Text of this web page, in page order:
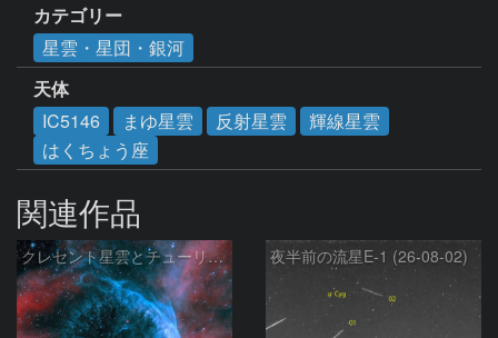
カテゴリー
星雲・星団・銀河
天体
IC5146
まゆ星雲 反射星雲
輝線星雲
はくちょう座
関連作品
クレセント星雲とチューリップ星雲の真ん中あたりにある星雲 NGC6883 ??? 夜半前の流星E-1 (26-08-02)